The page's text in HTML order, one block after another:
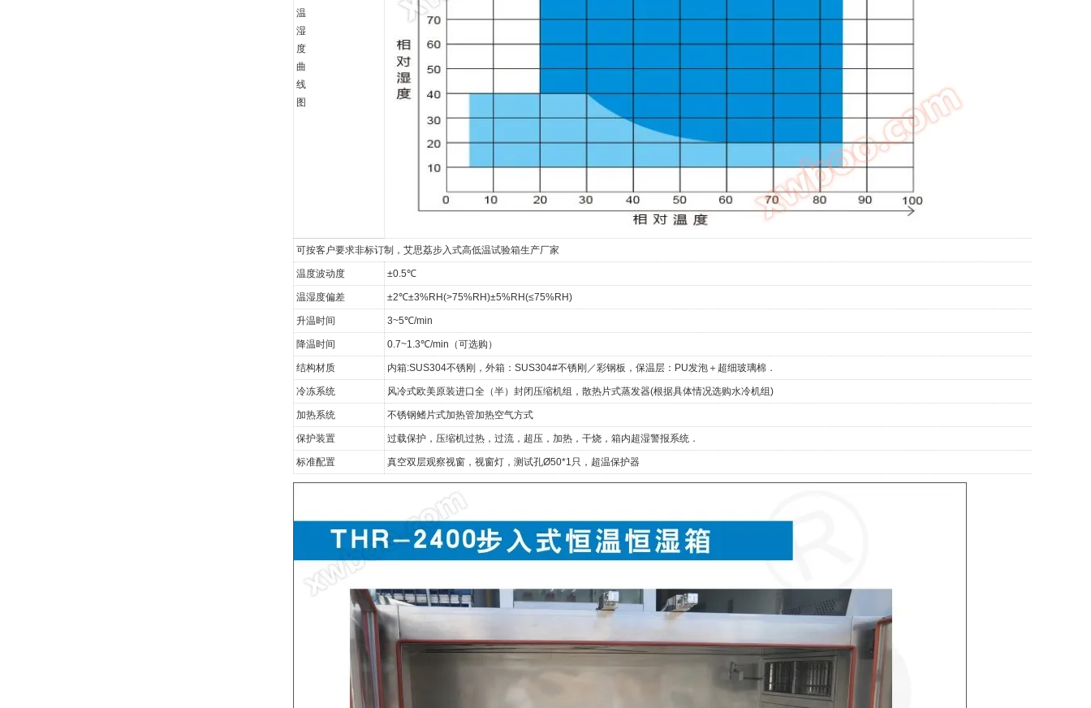
温
湿
度
曲
线
图
可按客户要求非标订制，艾思荔步入式高低温试验箱生产厂家
温度波动度 ±0.5℃
温湿度偏差 ±2℃±3%RH(>75%RH)±5%RH(≤75%RH)
升温时间 3~5℃/min
降温时间 0.7~1.3℃/min（可选购）
结构材质 内箱:SUS304不锈刚，外箱：SUS304#不锈刚／彩钢板，保温层：PU发泡＋超细玻璃棉．
冷冻系统 风冷式欧美原装进口全（半）封闭压缩机组，散热片式蒸发器(根据具体情况选购水冷机组)
加热系统 不锈钢鳍片式加热管加热空气方式
保护装置 过载保护，压缩机过热，过流，超压，加热，干烧，箱内超湿警报系统．
标准配置 真空双层观察视窗，视窗灯，测试孔Ø50*1只，超温保护器